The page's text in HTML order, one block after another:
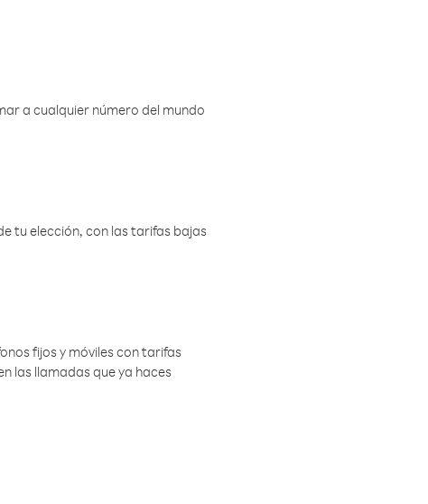
a cualquier número del mundo
tu elección, con las tarifas bajas
fijos y móviles con tarifas
las llamadas que ya haces